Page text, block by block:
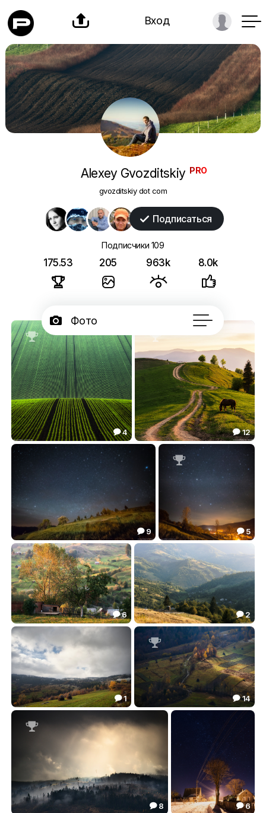
 Вход
Аlexey Gvozditskiy PRO
gvozditskiy dot com
 Подписаться
Подписчики 109
175.53

205

963k

8.0k

 Фото
 Портфолио77
 Серии
 Блог
 Подписчики
 Об авторе
...

Геметрия
 112.54
 4

Вечерняя
 12
Зеленый склон под звездным небом
52.81
 9

Карпатской звездной ночью
64.77
 5
Лазещина
49.33
 6
На карпатских склонах
35.95
 2
Наутро выпал снег
33.41
 1

Вверх
74.23
 14

 8
 6